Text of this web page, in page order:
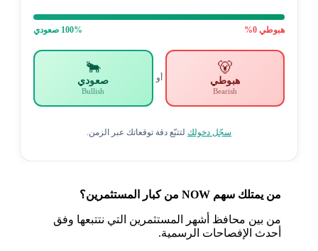
هبوطي0
%
100% صعودي
🐻
هبوطي
Bearish
أو
🐂
صعودي
Bullish
سجّل دخولكلتتبّع دقة توقعاتك عبر الزمن.
من يمتلك سهم NOW من كبار المستثمرين؟
من بين محافظ أشهر المستثمرين التي نتتبعها وفق
أحدث الإفصاحات الرسمية.